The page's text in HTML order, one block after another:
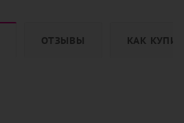
ОТЗЫВЫ КАК